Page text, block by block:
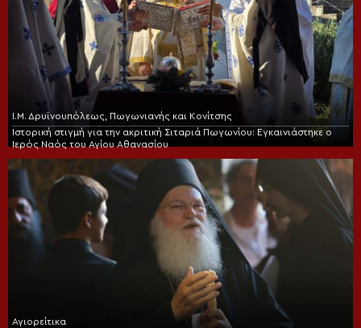
Ι.Μ. Δρυϊνουπόλεως, Πωγωνιανής και Κονίτσης
Ιστορική στιγμή για την ακριτική Σιταριά Πωγωνίου: Εγκαινιάστηκε ο
Ιερός Ναός του Αγίου Αθανασίου
Αγιορείτικα